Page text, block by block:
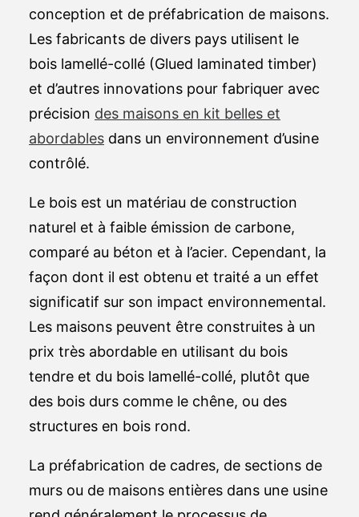
conception et de préfabrication de maisons.
Les fabricants de divers pays utilisent le
bois lamellé-collé (Glued laminated timber)
et d’autres innovations pour fabriquer avec
précision des maisons en kit belles et
abordables dans un environnement d’usine
contrôlé.
Le bois est un matériau de construction
naturel et à faible émission de carbone,
comparé au béton et à l’acier. Cependant, la
façon dont il est obtenu et traité a un effet
significatif sur son impact environnemental.
Les maisons peuvent être construites à un
prix très abordable en utilisant du bois
tendre et du bois lamellé-collé, plutôt que
des bois durs comme le chêne, ou des
structures en bois rond.
La préfabrication de cadres, de sections de
murs ou de maisons entières dans une usine